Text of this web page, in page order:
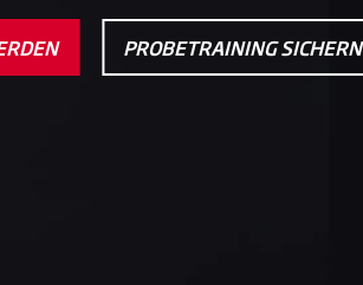
PROBETRAINING SICHERN